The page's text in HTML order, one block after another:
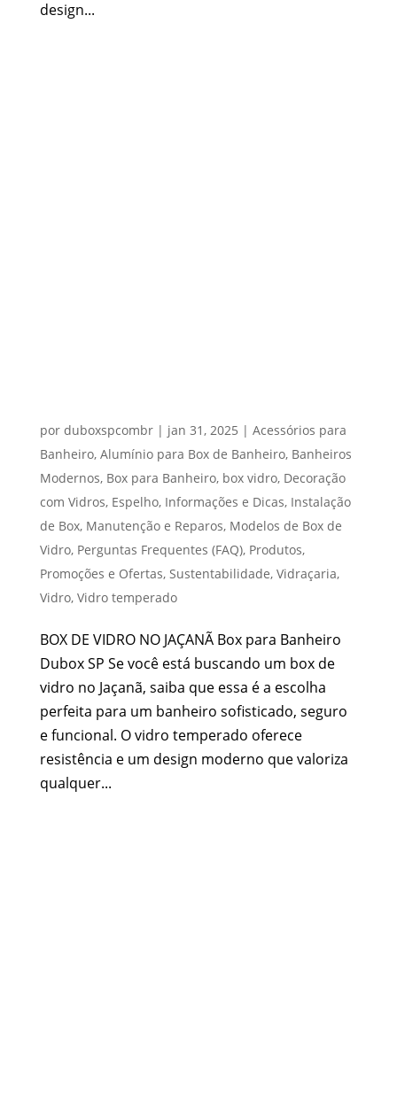
design...
por duboxspcombr| jan 31, 2025 | Acessórios para
Banheiro, Alumínio para Box de Banheiro, Banheiros
Modernos, Box para Banheiro, box vidro, Decoração
com Vidros, Espelho, Informações e Dicas, Instalação
de Box, Manutenção e Reparos, Modelos de Box de
Vidro, Perguntas Frequentes (FAQ), Produtos,
Promoções e Ofertas, Sustentabilidade, Vidraçaria,
Vidro, Vidro temperado
BOX DE VIDRO NO JAÇANÃ Box para Banheiro
Dubox SP Se você está buscando um box de
vidro no Jaçanã, saiba que essa é a escolha
perfeita para um banheiro sofisticado, seguro
e funcional. O vidro temperado oferece
resistência e um design moderno que valoriza
qualquer...